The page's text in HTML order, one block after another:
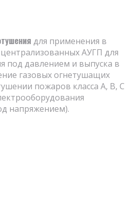
для применения в
АУГП для
под давлением и выпуска в
газовых огнетушащих
пожаров класса А, В, С
напряжением).